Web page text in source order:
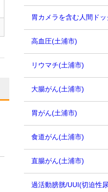
胃カメラを含む人間ドッ
高血圧(土浦市)
リウマチ(土浦市)
大腸がん(土浦市)
胃がん(土浦市)
食道がん(土浦市)
直腸がん(土浦市)
過活動膀胱/UUI(切迫性